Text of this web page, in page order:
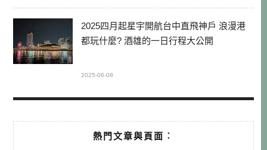
2025四月起星宇開航台中直飛神戶 浪漫港
都玩什麼? 酒雄的一日行程大公開
2025-06-08
熱門文章與頁面︰